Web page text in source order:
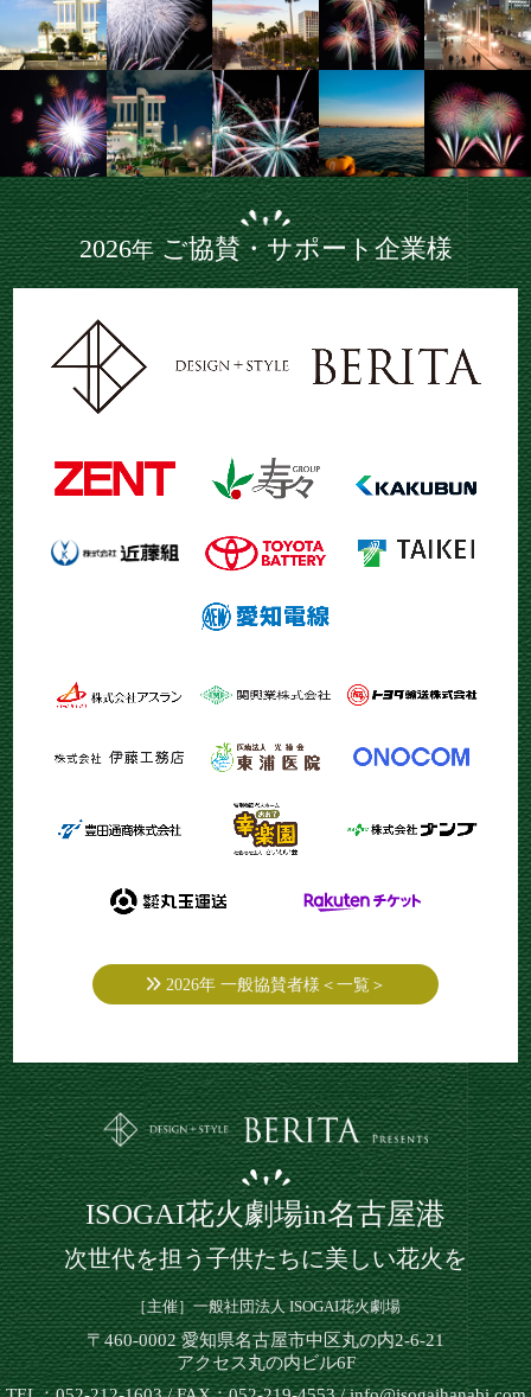
2026年ご協賛・サポート企業様
2026年 一般協賛者様＜一覧＞
ISOGAI花火劇場in名古屋港
次世代を担う子供たちに美しい花火を
［主催］一般社団法人 ISOGAI花火劇場
〒460-0002 愛知県名古屋市中区丸の内2-6-21
アクセス丸の内ビル6F